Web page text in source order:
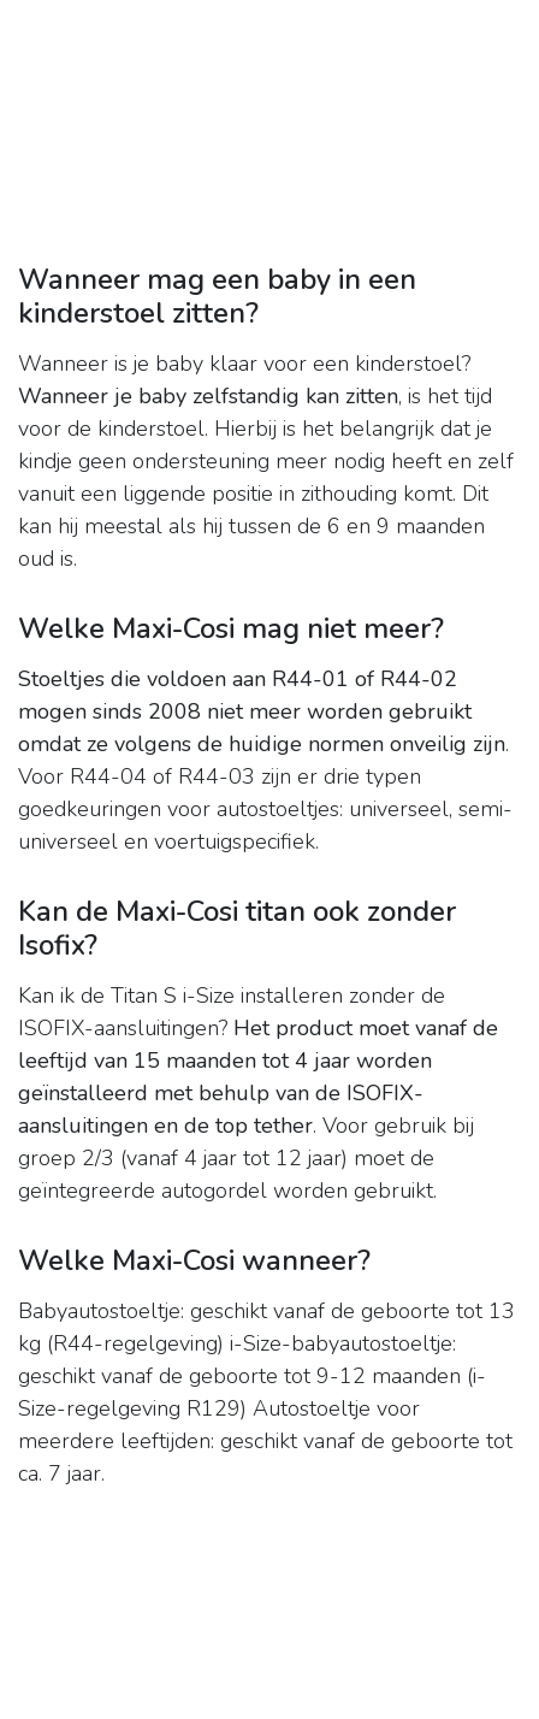
Wanneer mag een baby in een
kinderstoel zitten?
Wanneer is je baby klaar voor een kinderstoel?
Wanneer je baby zelfstandig kan zitten, is het tijd
voor de kinderstoel. Hierbij is het belangrijk dat je
kindje geen ondersteuning meer nodig heeft en zelf
vanuit een liggende positie in zithouding komt. Dit
kan hij meestal als hij tussen de 6 en 9 maanden
oud is.
Welke Maxi-Cosi mag niet meer?
Stoeltjes die voldoen aan R44-01 of R44-02
mogen sinds 2008 niet meer worden gebruikt
omdat ze volgens de huidige normen onveilig zijn.
Voor R44-04 of R44-03 zijn er drie typen
goedkeuringen voor autostoeltjes: universeel, semi-
universeel en voertuigspecifiek.
Kan de Maxi-Cosi titan ook zonder
Isofix?
Kan ik de Titan S i-Size installeren zonder de
ISOFIX-aansluitingen? Het product moet vanaf de
leeftijd van 15 maanden tot 4 jaar worden
geïnstalleerd met behulp van de ISOFIX-
aansluitingen en de top tether. Voor gebruik bij
groep 2/3 (vanaf 4 jaar tot 12 jaar) moet de
geïntegreerde autogordel worden gebruikt.
Welke Maxi-Cosi wanneer?
Babyautostoeltje: geschikt vanaf de geboorte tot 13
kg (R44-regelgeving) i-Size-babyautostoeltje:
geschikt vanaf de geboorte tot 9-12 maanden (i-
Size-regelgeving R129) Autostoeltje voor
meerdere leeftijden: geschikt vanaf de geboorte tot
ca. 7 jaar.